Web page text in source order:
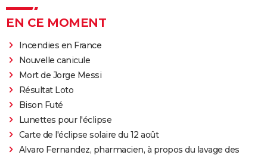
EN CE MOMENT
Incendies en France
Nouvelle canicule
Mort de Jorge Messi
Résultat Loto
Bison Futé
Lunettes pour l'éclipse
Carte de l'éclipse solaire du 12 août
Alvaro Fernandez, pharmacien, à propos du lavage des